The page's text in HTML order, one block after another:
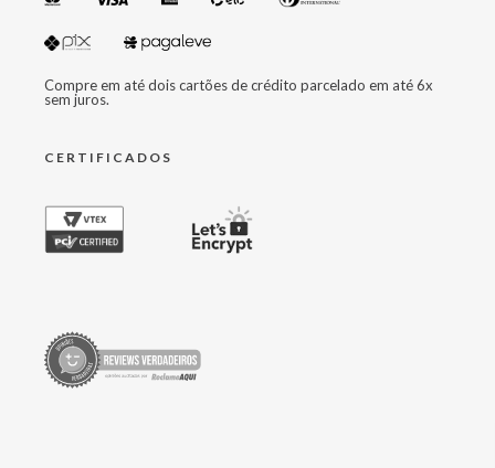
Compre em até dois cartões de crédito parcelado em até 6x
sem juros.
CERTIFICADOS